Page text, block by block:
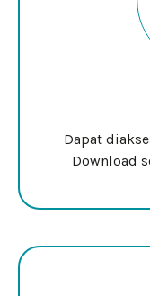
Dapat
Download